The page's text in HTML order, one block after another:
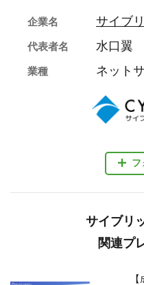
フ
企業名 サイブ
代表者名 水口翼
業種 ネット
サイブリ
関連プ